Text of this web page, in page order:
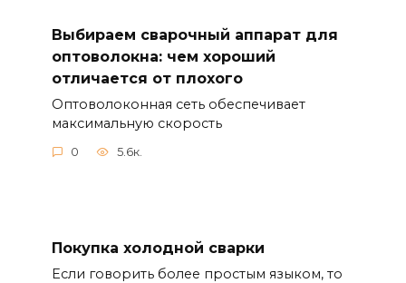
Выбираем сварочный аппарат для
оптоволокна: чем хороший
отличается от плохого
Оптоволоконная сеть обеспечивает
максимальную скорость
0 5.6к.
Покупка холодной сварки
Если говорить более простым языком, то